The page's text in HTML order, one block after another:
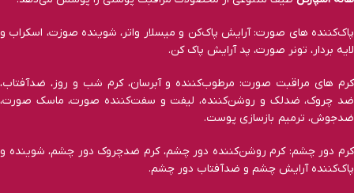
پاک‌کننده ‌های صورت: آرایش پاک‌کن و میسلار واتر، شوینده صوزت، اسکراب و
لایه بردار، تونر صورت، پد آرایش پاک کن.
کرم های مراقبت صورت: مرطوب‌کننده و آبرسان، کرم شب و روز، ضدآفتاب،
ضد چروک، ضدلک و روشن‌کننده، لیفت و سفت‌کننده صورت، ماسک صورت،
ضدجوش، ترمیم بازسازی پوست.
کرم دور چشم: کرم روشن‌کننده دور چشم، کرم ضدچروک دور چشم، شوینده و
پاک‌کننده آرایش چشم و ضدآفتاب دور چشم.